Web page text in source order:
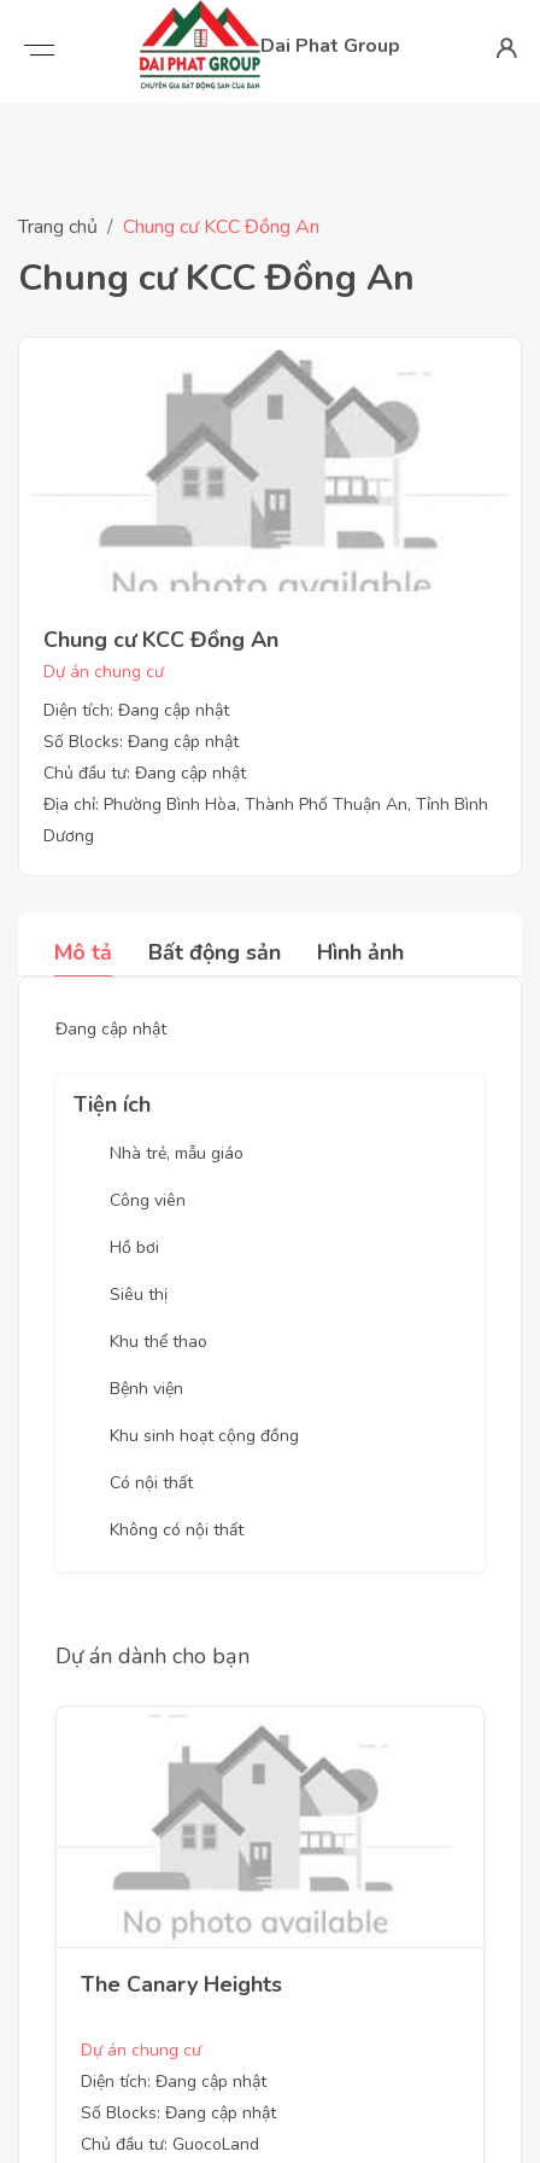
Dai Phat Group
Trang chủ Chung cư KCC Đồng An
Chung cư KCC Đồng An
Chung cư KCC Đồng An
Dự án chung cư
Diện tích: Đang cập nhật
Số Blocks: Đang cập nhật
Chủ đầu tư: Đang cập nhật
Địa chỉ: Phường Bình Hòa, Thành Phố Thuận An, Tỉnh Bình
Dương
Mô tả Bất động sản Hình ảnh
Đang cập nhật
Tiện ích
Nhà trẻ, mẫu giáo
Công viên
Hồ bơi
Siêu thị
Khu thể thao
Bệnh viện
Khu sinh hoạt cộng đồng
Có nội thất
Không có nội thất
Dự án dành cho bạn
The Canary Heights
Dự án chung cư
Diện tích: Đang cập nhật
Số Blocks: Đang cập nhật
Chủ đầu tư: GuocoLand